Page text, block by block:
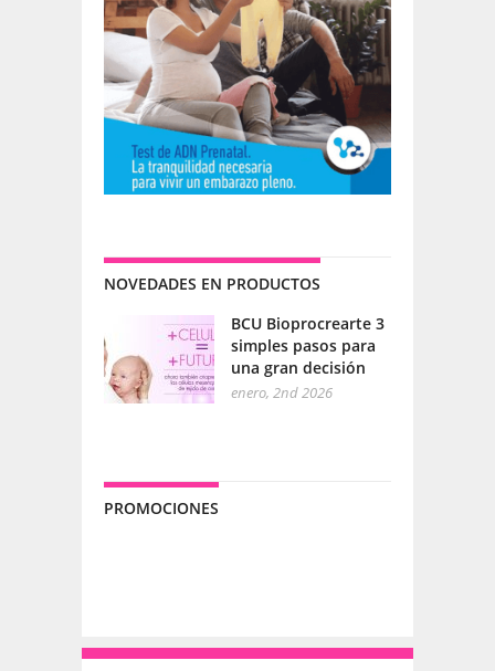
NOVEDADES EN PRODUCTOS
BCU Bioprocrearte 3
simples pasos para
una gran decisión
enero, 2nd 2026
PROMOCIONES